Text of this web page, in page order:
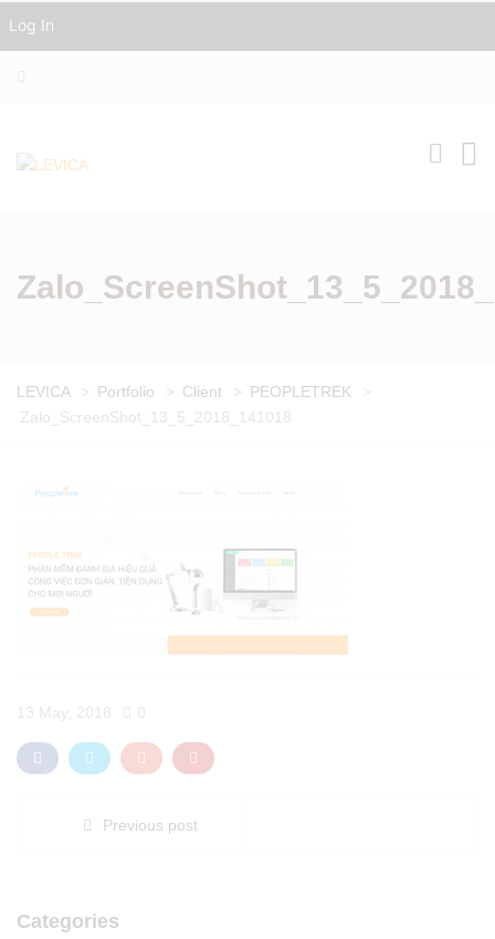
LEVICA > Portfolio > Client > PEOPLETREK
>
Zalo_ScreenShot_13_5_2018_141018
13 May, 2018 0
Previous post
Categories
Log In